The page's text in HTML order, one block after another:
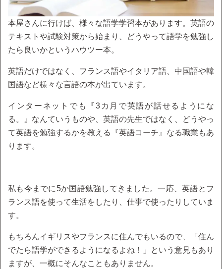
本屋さんに行けば、様々な語学学習本があります。英語の
テキストや試験対策から始まり、どうやって語学を勉強し
たら良いかというハウツー本。
英語だけではなく、フランス語やイタリア語、中国語や韓
国語など様々な言語の本が出ています。
インターネットでも『3カ月で英語が話せるようにな
る。』なんていうものや、英語の先生ではなく、どうやっ
て英語を勉強するかを教える『英語コーチ』なる職業もあ
ります。
私も今までに5か国語勉強してきました。一応、英語とフ
ランス語を使って生活をしたり、仕事で使ったりしていま
す。
もちろんイギリスやフランスに住んでもいるので、「住ん
でたら語学ができるようになるよね！」という意見もあり
ますが、一概にそんなこともありません。